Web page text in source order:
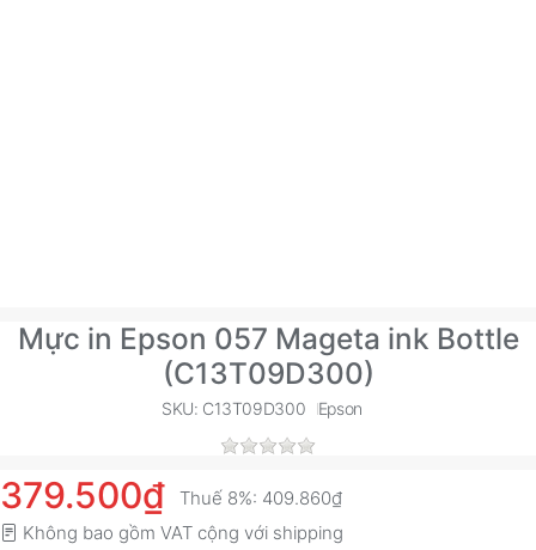
Mực in Epson 057 Mageta ink Bottle
(C13T09D300)
SKU: C13T09D300 Epson
379.500₫ Thuế 8%: 409.860₫
Không bao gồm VAT cộng với shipping